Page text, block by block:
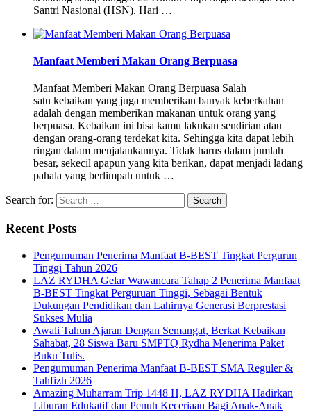
Santri Nasional (HSN). Hari …
Manfaat Memberi Makan Orang Berpuasa
Manfaat Memberi Makan Orang Berpuasa Salah
satu kebaikan yang juga memberikan banyak keberkahan
adalah dengan memberikan makanan untuk orang yang
berpuasa. Kebaikan ini bisa kamu lakukan sendirian atau
dengan orang-orang terdekat kita. Sehingga kita dapat lebih
ringan dalam menjalankannya. Tidak harus dalam jumlah
besar, sekecil apapun yang kita berikan, dapat menjadi ladang
pahala yang berlimpah untuk …
Search for:
Recent Posts
Pengumuman Penerima Manfaat B-BEST Tingkat Pergurun
Tinggi Tahun 2026
LAZ RYDHA Gelar Wawancara Tahap 2 Penerima Manfaat
B-BEST Tingkat Perguruan Tinggi, Sebagai Bentuk
Dukungan Pendidikan dan Lahirnya Generasi Berprestasi
Sukses Mulia
Awali Tahun Ajaran Dengan Semangat, Berkat Kebaikan
Sahabat, 28 Siswa Baru SMPTQ Rydha Menerima Paket
Buku Tulis.
Pengumuman Penerima Manfaat B-BEST SMA Reguler &
Tahfizh 2026
Amazing Muharram Trip 1448 H, LAZ RYDHA Hadirkan
Liburan Edukatif dan Penuh Keceriaan Bagi Anak-Anak